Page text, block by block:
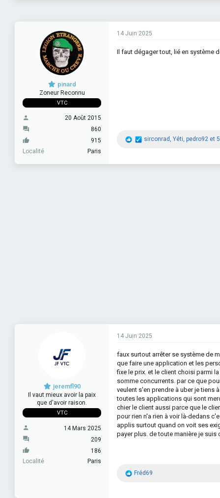
o
s
pinard
Zoneur Reconnu
VTC
20 Août 2015
860
915
Localité
Paris
14 Juin 2025
Il faut dégager tout, lié en système
R
sirconrad Yéti pedro92 et
jeremfl90
Il vaut mieux avoir la paix
que d'avoir raison.
VTC
14 Mars 2025
209
186
Localité
Paris
14 Juin 2025
faux surtout arrêter se système de
que faire une application et les
fixe le prix. et le client choisi parmi
somme concurrents. par ce que
veulent s'en prendre à uber je tiens
toutes les applications qui sont
chier le client aussi parce que le
pour rien n'a rien à voir là-dedans
applis surtout quand on voit ses
payer plus. de toute manière je
RFréd69